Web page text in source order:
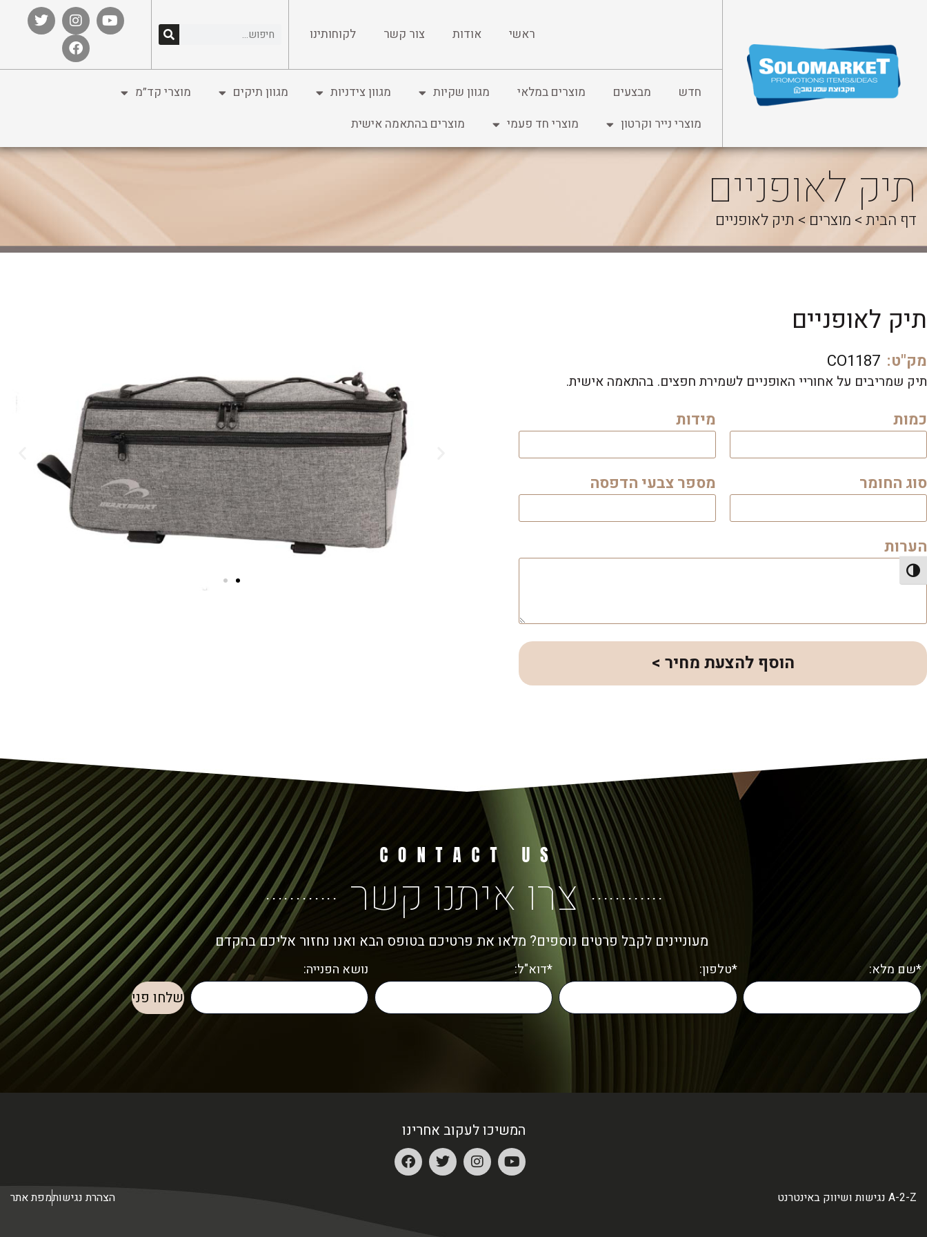
הפעל/כבה ניגודיות גבוהה
ראשי אודות צור קשר לקוחותינו
חדש מבצעים מוצרים במלאי מגוון שקיות מגוון צידניות מגוון תיקים
מוצרי קד”מ
מוצרי נייר וקרטון
מוצרי חד פעמי מוצרים בהתאמה אישית
תיק לאופניים
דף הבית> מוצרים > תיק לאופניים
תיק לאופניים
מק"ט: CO1187
תיק שמריבים על אחוריי האופניים לשמירת חפצים. בהתאמה אישית.
כמות מידות
סוג החומר מספר צבעי הדפסה
הערות
הוסף להצעת מחיר >
צרו איתנו קשר
מעוניינים לקבל פרטים נוספים? מלאו את פרטיכם בטופס הבא ואנו נחזור אליכם בהקדם
*שם מלא: *טלפון: *דוא"ל: נושא הפנייה:
המשיכו לעקוב אחרינו
A-2-Z נגישות ושיווק באינטרנט הצהרת נגישותמפת אתר